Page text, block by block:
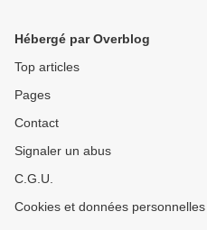
Hébergé par Overblog
Top articles
Pages
Contact
Signaler un abus
C.G.U.
Cookies et données personnelles